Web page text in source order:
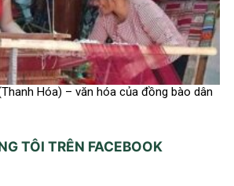
Hóa) – văn hóa của đồng bào dân
TÔI TRÊN FACEBOOK